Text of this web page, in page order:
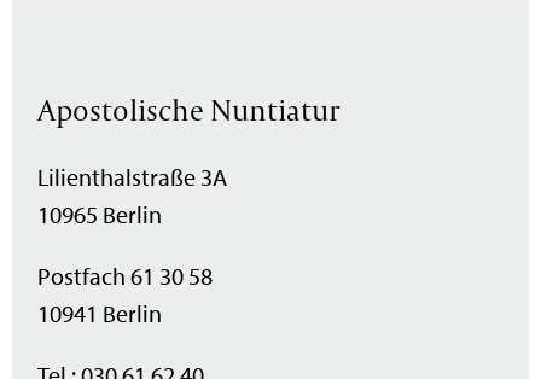
Apostolische Nuntiatur
Lilienthalstraße 3A
10965 Berlin
Postfach 61 30 58
10941 Berlin